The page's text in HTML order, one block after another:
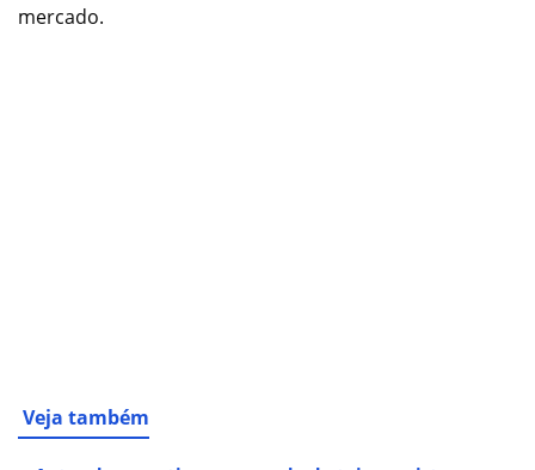
mercado.
Veja também